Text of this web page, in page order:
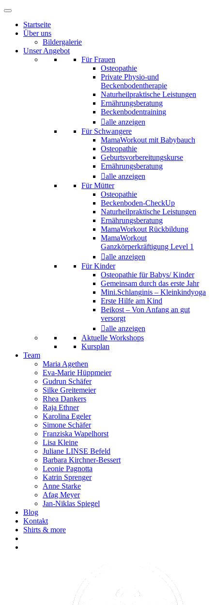
Startseite
Über uns
Bildergalerie
Unser Angebot
Für Frauen
Osteopathie
Private Physio-und
Beckenbodentherapie
Naturheilpraktische Leistungen
Ernährungsberatung
Beckenbodentraining
alle anzeigen
Für Schwangere
MamaWorkout mit Babybauch
Osteopathie
Geburtsvorbereitungskurse
Ernährungsberatung
alle anzeigen
Für Mütter
Osteopathie
Beckenboden-CheckUp
Naturheilpraktische Leistungen
Ernährungsberatung
MamaWorkout Rückbildung
MamaWorkout
Ganzkörperkräftigung Level 1
alle anzeigen
Für Kinder
Osteopathie für Babys/ Kinder
Gemeinsam durch das erste Jahr
Mini.Schlanginis – Kleinkindyoga
Erste Hilfe am Kind
Beikost – Von Anfang an gut
versorgt
alle anzeigen
Aktuelle Workshops
Kursplan
Team
Maria Agethen
Eva-Marie Hüppmeier
Gudrun Schäfer
Silke Greitemeier
Rhea Dankers
Raja Ethner
Karolina Egeler
Simone Schäfer
Franziska Wapelhorst
Lisa Kleine
Juliane LINSE Befeld
Barbara Kirchner-Bessert
Leonie Pagnotta
Katrin Sprenger
Anne Starke
Afag Meyer
Jan-Niklas Spiegel
Blog
Kontakt
Shirts & more